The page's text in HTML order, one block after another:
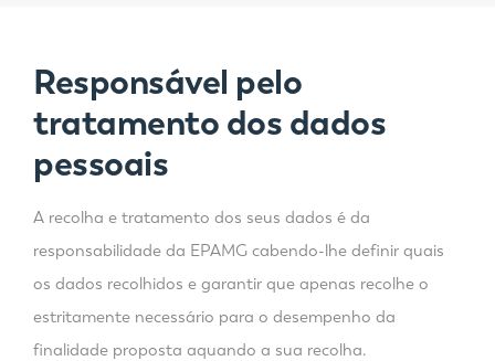
Responsável pelo
tratamento dos dados
pessoais
A recolha e tratamento dos seus dados é da
responsabilidade da EPAMG cabendo-lhe definir quais
os dados recolhidos e garantir que apenas recolhe o
estritamente necessário para o desempenho da
finalidade proposta aquando a sua recolha.